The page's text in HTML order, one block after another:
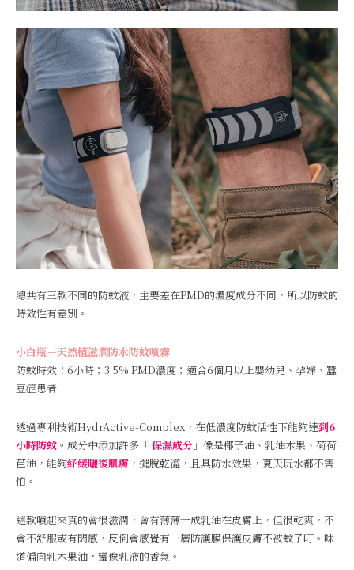
總共有三款不同的防蚊液，主要差在PMD的濃度成分不同，所以防蚊的
時效性有差別。
小白瓶－天然植滋潤防水防蚊噴霧
防蚊時效：6小時；3.5% PMD濃度；適合6個月以上嬰幼兒、孕婦、蠶
豆症患者
透過專利技術HydrActive-Complex，在低濃度防蚊活性下能夠達到6
小時防蚊 。成分中添加許多「保濕成分 」像是椰子油、乳油木果、荷荷
芭油，能夠紓緩曬後肌膚 ，擺脫乾澀，且具防水效果，夏天玩水都不害
怕。
這款噴起來真的會很滋潤，會有薄薄一成乳油在皮膚上，但很乾爽，不
會不舒服或有悶感，反倒會感覺有一層防護膜保護皮膚不被蚊子叮。味
道偏向乳木果油，蠻像乳液的香氣。